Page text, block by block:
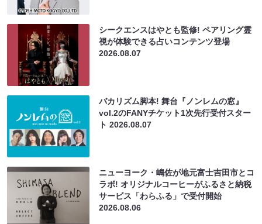
シークエンスはやとも監修! ペアリング霊
視が体験できる占いコンテンツ登場
2026.08.07
バカリズム脚本! 舞台『ノンレムの窓』
vol.2のFANYチケット1次先行受付スター
ト2026.08.07
ニューヨーク・嶋佐が地元富士吉田市とコ
ラボ! オリジナルコーヒーがふるさと納税
サービス「わらふる」で受付開始
2026.08.06